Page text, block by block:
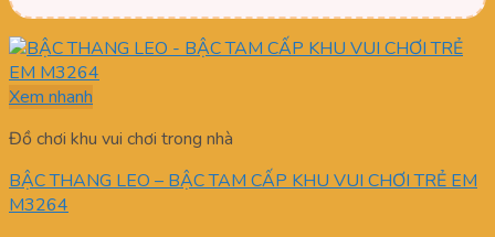
Xem nhanh
Đồ chơi khu vui chơi trong nhà
BẬC THANG LEO – BẬC TAM CẤP KHU VUI CHƠI TRẺ EM
M3264